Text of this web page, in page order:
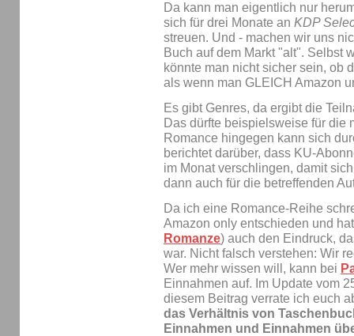
Da kann man eigentlich nur
sich für drei Monate an KDP
streuen. Und - machen wir uns
Buch auf dem Markt "alt". Selbst
könnte man nicht sicher sein, ob
als wenn man GLEICH Amazon
Es gibt Genres, da ergibt die
Das dürfte beispielsweise für die
Romance hingegen kann sich
berichtet darüber, dass KU-
im Monat verschlingen, damit
dann auch für die betreffenden
Da ich eine Romance-Reihe
Amazon only entschieden und
Romanze) auch den Eindruck,
war. Nicht falsch verstehen: Wir
Wer mehr wissen will, kann bei
Einnahmen auf. Im Update vom
diesem Beitrag verrate ich euch
das Verhältnis von
Einnahmen und Einnahmen